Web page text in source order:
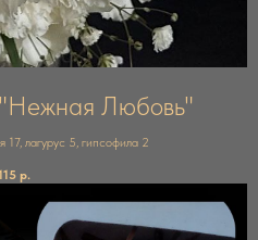
"Нежная Любовь"
17, лагурус 5, гипсофила 2
р.